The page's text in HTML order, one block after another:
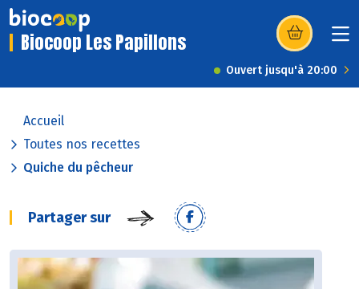
Biocoop Les Papillons (s’ouvre dans
Ouvert jusqu'à 20:00
Accueil
Toutes nos recettes
Quiche du pêcheur
Partager sur